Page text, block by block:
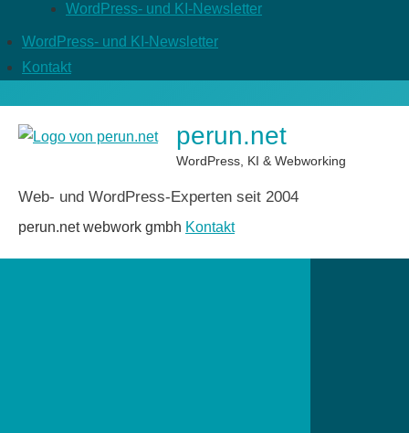
WordPress- und KI-Newsletter
WordPress- und KI-Newsletter
Kontakt
perun.net
WordPress, KI & Webworking
Web- und WordPress-Experten seit 2004
perun.net webwork gmbh Kontakt